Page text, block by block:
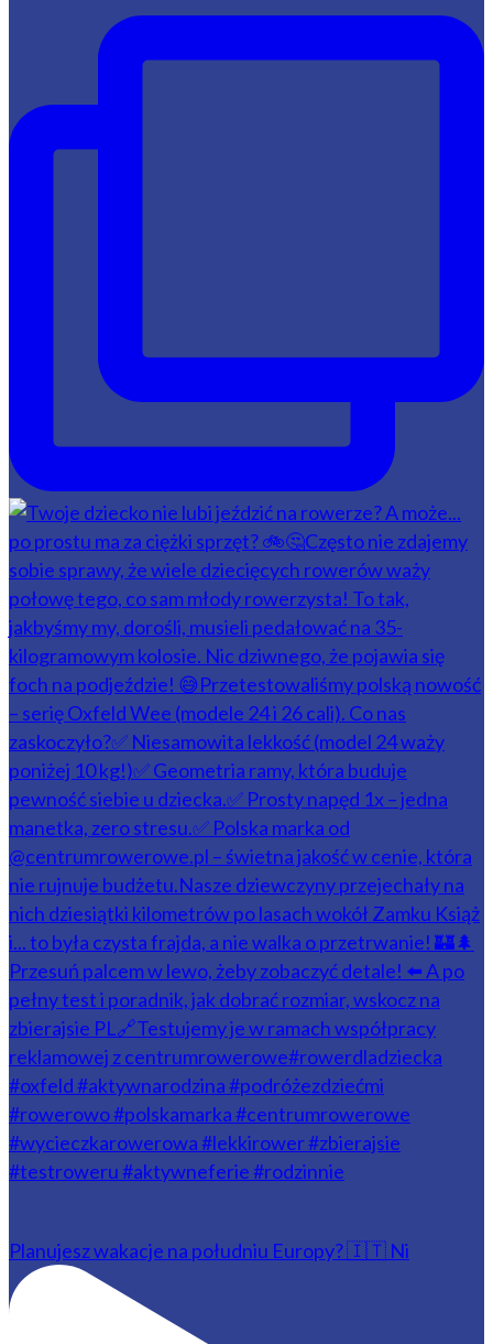
Planujesz wakacje na południu Europy? 🇮🇹 Ni